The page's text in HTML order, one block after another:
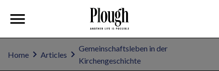
Home Articles
Gemeinschaftsleben in der
Kirchengeschichte